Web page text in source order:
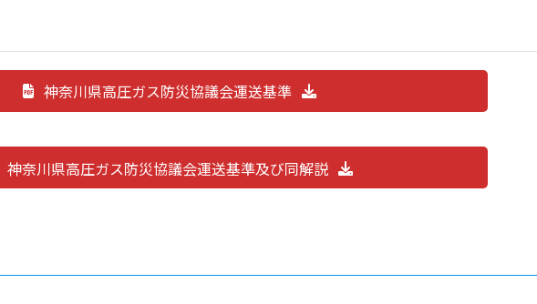
神奈川県高圧ガス防災協議会運送基準
神奈川県高圧ガス防災協議会運送基準及び同解説